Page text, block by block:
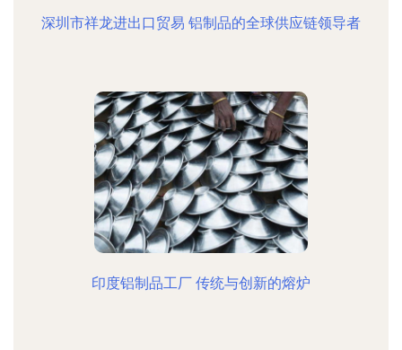
深圳市祥龙进出口贸易 铝制品的全球供应链领导者
印度铝制品工厂 传统与创新的熔炉